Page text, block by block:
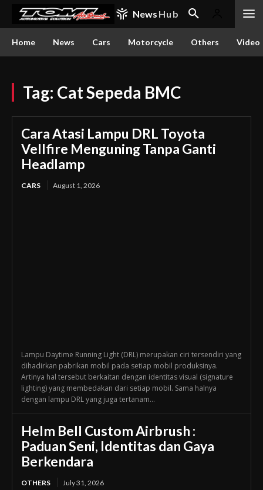
News Hub
Home News Cars Motorcycle Others Video
Tag: Cat Sepeda BMC
Cara Atasi Lampu DRL Toyota
Vellfire Menguning Tanpa Ganti
Headlamp
CARS August 1, 2026
Lampu Daytime Running Light (DRL) merupakan ciri tersendiri yang
dihadirkan pabrikan mobil pada setiap mobil produksinya.
Artinya hal tersebut berkaitan dengan identitas visual (signature
lighting) yang membedakan dari setiap mobil. Sama halnya
dengan lampu DRL yang juga tertanam...
Helm Bell Custom Airbrush :
Paduan Seni, Identitas dan Gaya
Berkendara
OTHERS July 31, 2026